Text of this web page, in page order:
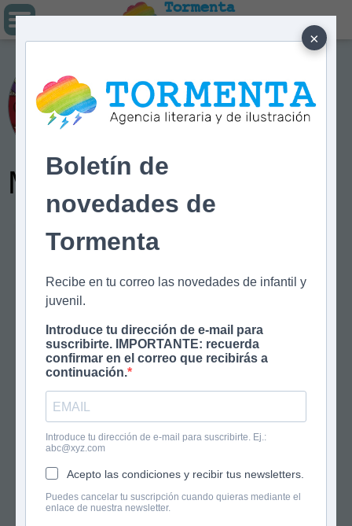
×
Boletín de
novedades de
Tormenta
Recibe en tu correo las novedades de infantil y
juvenil.
Introduce tu dirección de e-mail para
suscribirte. IMPORTANTE: recuerda
confirmar en el correo que recibirás a
continuación.
Introduce tu dirección de e-mail para suscribirte. Ej.:
abc@xyz.com
Acepto las condiciones y recibir tus newsletters.
Puedes cancelar tu suscripción cuando quieras mediante el
enlace de nuestra newsletter.
Tormenta
Los hermanos
MacGuffin